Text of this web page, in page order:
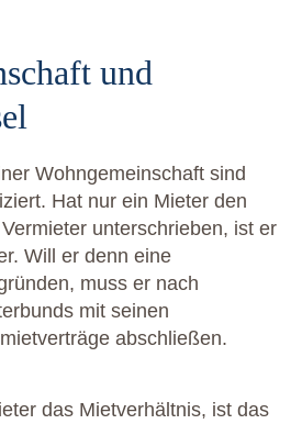
und
Wohngemeinschaft sind
Hat nur ein Mieter den
unterschrieben, ist er
Will er denn eine
muss er nach
mit seinen
abschließen.
das Mietverhältnis, ist das